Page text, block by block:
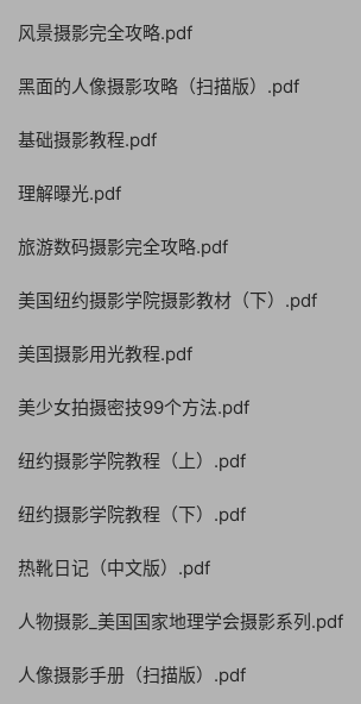
风景摄影完全攻略.pdf
黑面的人像摄影攻略（扫描版）.pdf
基础摄影教程.pdf
理解曝光.pdf
旅游数码摄影完全攻略.pdf
美国纽约摄影学院摄影教材（下）.pdf
美国摄影用光教程.pdf
美少女拍摄密技99个方法.pdf
纽约摄影学院教程（上）.pdf
纽约摄影学院教程（下）.pdf
热靴日记（中文版）.pdf
人物摄影_美国国家地理学会摄影系列.pdf
人像摄影手册（扫描版）.pdf